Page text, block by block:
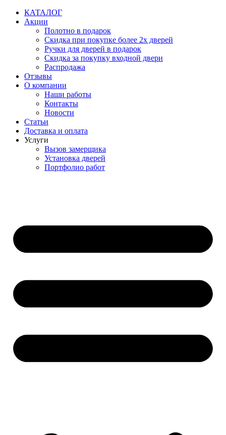
Перейти
содержимому
КАТАЛОГ
Акции
Полотно в подарок
Скидка при покупке более 2х дверей
Ручки для дверей в подарок
Скидка за покупку входной двери
Распродажа
Отзывы
О компании
Наши работы
Контакты
Новости
Статьи
Доставка и оплата
Услуги
Вызов замерщика
Установка дверей
Портфолио работ